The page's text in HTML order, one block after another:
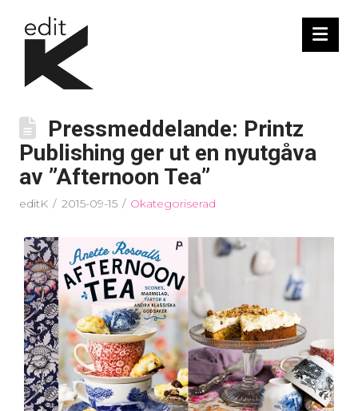
Pressmeddelande: Printz
Publishing ger ut en nyutgåva
av ”Afternoon Tea”
editK 2015-09-15 Okategoriserad